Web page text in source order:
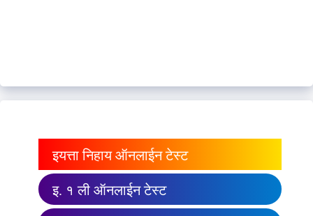
इयत्ता निहाय ऑनलाईन टेस्ट
इ. १ ली ऑनलाईन टेस्ट